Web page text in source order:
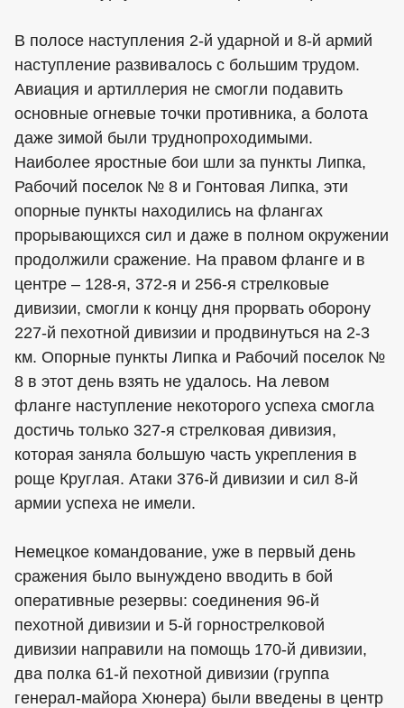
В полосе наступления 2-й ударной и 8-й армий
наступление развивалось с большим трудом.
Авиация и артиллерия не смогли подавить
основные огневые точки противника, а болота
даже зимой были труднопроходимыми.
Наиболее яростные бои шли за пункты Липка,
Рабочий поселок № 8 и Гонтовая Липка, эти
опорные пункты находились на флангах
прорывающихся сил и даже в полном окружении
продолжили сражение. На правом фланге и в
центре – 128-я, 372-я и 256-я стрелковые
дивизии, смогли к концу дня прорвать оборону
227-й пехотной дивизии и продвинуться на 2-3
км. Опорные пункты Липка и Рабочий поселок №
8 в этот день взять не удалось. На левом
фланге наступление некоторого успеха смогла
достичь только 327-я стрелковая дивизия,
которая заняла большую часть укрепления в
роще Круглая. Атаки 376-й дивизии и сил 8-й
армии успеха не имели.
Немецкое командование, уже в первый день
сражения было вынуждено вводить в бой
оперативные резервы: соединения 96-й
пехотной дивизии и 5-й горнострелковой
дивизии направили на помощь 170-й дивизии,
два полка 61-й пехотной дивизии (группа
генерал-майора Хюнера) были введены в центр